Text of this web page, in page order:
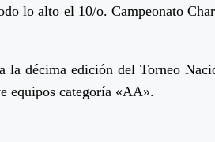
lo alto el 10/o. Campeonato
décima edición del Torneo
equipos categoría «AA».